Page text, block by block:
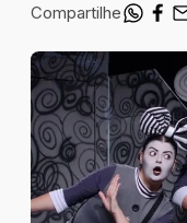
Compartilhe